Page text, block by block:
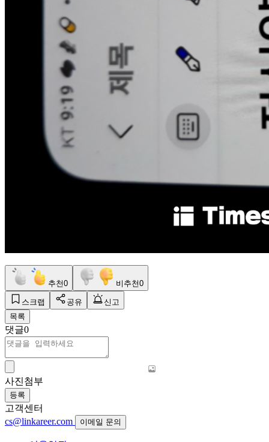
추천0 비추천0
스크랩 공유
신고
목록
댓글0
사진첨부
등록
고객센터
cs@linkareer.com
이메일 문의